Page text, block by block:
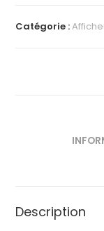
segments
Catégorie :
Description